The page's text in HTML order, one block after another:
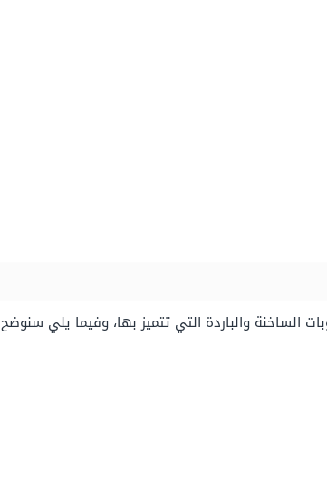
الساخنة والباردة التي تتميز بها، وفيما يلي سنوضح